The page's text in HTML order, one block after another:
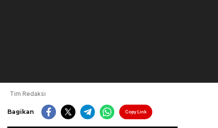
Tim Redaksi
Bagikan Copy Link